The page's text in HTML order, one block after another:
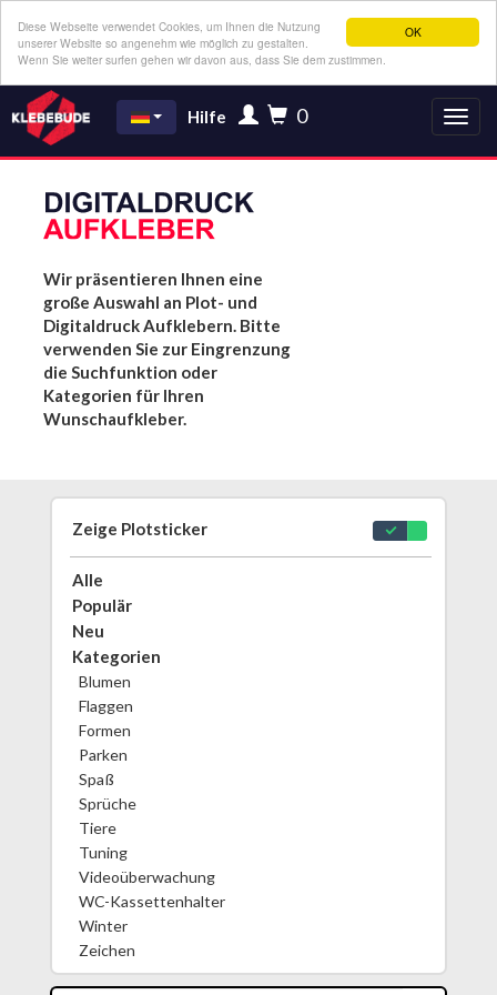
OK
Diese Webseite verwendet Cookies, um Ihnen die Nutzung
unserer Website so angenehm wie möglich zu gestalten.
Wenn Sie weiter surfen gehen wir davon aus, dass Sie dem zustimmen.
Hilfe 0
Wir präsentieren Ihnen eine
große Auswahl an Plot- und
Digitaldruck Aufklebern. Bitte
verwenden Sie zur Eingrenzung
die Suchfunktion oder
Kategorien für Ihren
Wunschaufkleber.
Zeige Plotsticker
Alle
Populär
Neu
Kategorien
Blumen
Flaggen
Formen
Parken
Spaß
Sprüche
Tiere
Tuning
Videoüberwachung
WC-Kassettenhalter
Winter
Zeichen